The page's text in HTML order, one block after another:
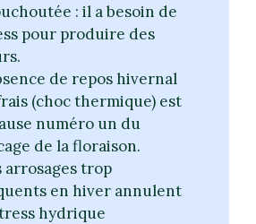
: il a besoin de
pour produire des
de repos hivernal
(choc thermique) est
numéro un du
de la floraison.
arrosages trop
en hiver annulent
hydrique